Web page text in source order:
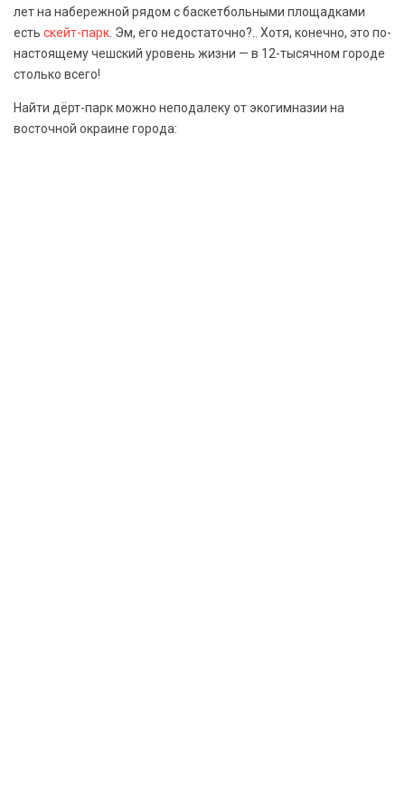
лет на набережной рядом с баскетбольными площадками
есть скейт-парк . Эм, его недостаточно?.. Хотя, конечно, это по-
настоящему чешский уровень жизни — в 12-тысячном городе
столько всего!
Найти дёрт-парк можно неподалеку от экогимназии на
восточной окраине города: